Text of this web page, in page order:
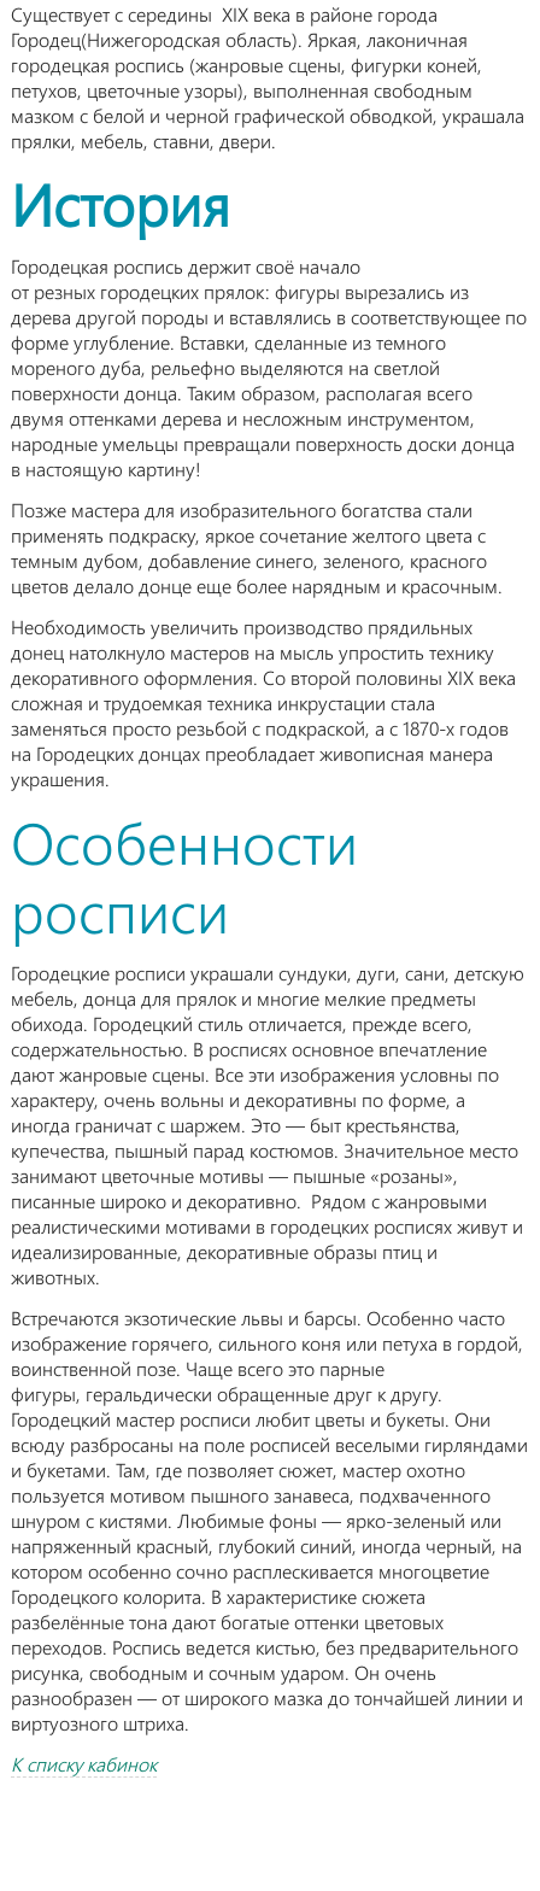
Существует с середины XIX века в районе города
Городец(Нижегородская область). Яркая, лаконичная
городецкая роспись (жанровые сцены, фигурки коней,
петухов, цветочные узоры), выполненная свободным
мазком с белой и черной графической обводкой, украшала
прялки, мебель, ставни, двери.
История
Городецкая роспись держит своё начало
от резных городецких прялок: фигуры вырезались из
дерева другой породы и вставлялись в соответствующее по
форме углубление. Вставки, сделанные из темного
мореного дуба, рельефно выделяются на светлой
поверхности донца. Таким образом, располагая всего
двумя оттенками дерева и несложным инструментом,
народные умельцы превращали поверхность доски донца
в настоящую картину!
Позже мастера для изобразительного богатства стали
применять подкраску, яркое сочетание желтого цвета с
темным дубом, добавление синего, зеленого, красного
цветов делало донце еще более нарядным и красочным.
Необходимость увеличить производство прядильных
донец натолкнуло мастеров на мысль упростить технику
декоративного оформления. Со второй половины XIX века
сложная и трудоемкая техника инкрустации стала
заменяться просто резьбой с подкраской, а с 1870-х годов
на Городецких донцах преобладает живописная манера
украшения.
Особенности
росписи
Городецкие росписи украшали сундуки, дуги, сани, детскую
мебель, донца для прялок и многие мелкие предметы
обихода. Городецкий стиль отличается, прежде всего,
содержательностью. В росписях основное впечатление
дают жанровые сцены. Все эти изображения условны по
характеру, очень вольны и декоративны по форме, а
иногда граничат с шаржем. Это — быт крестьянства,
купечества, пышный парад костюмов. Значительное место
занимают цветочные мотивы — пышные «розаны»,
писанные широко и декоративно. Рядом с жанровыми
реалистическими мотивами в городецких росписях живут и
идеализированные, декоративные образы птиц и
животных.
Встречаются экзотические львы и барсы. Особенно часто
изображение горячего, сильного коня или петуха в гордой,
воинственной позе. Чаще всего это парные
фигуры, геральдически обращенные друг к другу.
Городецкий мастер росписи любит цветы и букеты. Они
всюду разбросаны на поле росписей веселыми гирляндами
и букетами. Там, где позволяет сюжет, мастер охотно
пользуется мотивом пышного занавеса, подхваченного
шнуром с кистями. Любимые фоны — ярко-зеленый или
напряженный красный, глубокий синий, иногда черный, на
котором особенно сочно расплескивается многоцветие
Городецкого колорита. В характеристике сюжета
разбелённые тона дают богатые оттенки цветовых
переходов. Роспись ведется кистью, без предварительного
рисунка, свободным и сочным ударом. Он очень
разнообразен — от широкого мазка до тончайшей линии и
виртуозного штриха.
К списку кабинок